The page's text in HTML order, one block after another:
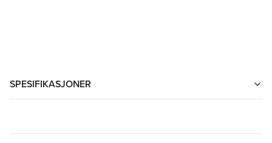
SPESIFIKASJONER